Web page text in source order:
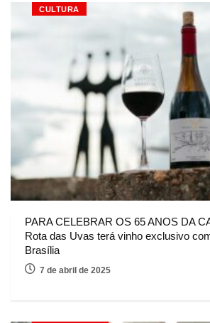
CULTURA
PARA CELEBRAR OS 65 ANOS DA
Rota das Uvas terá vinho exclusivo
Brasília
7 de abril de 2025